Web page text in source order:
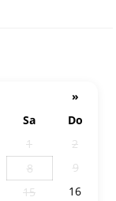
»
Sa
Do
1
2
8
9
15
16